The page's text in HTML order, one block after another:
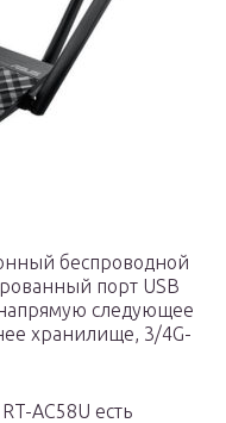
беспроводной
порт USB
следующее
хранилище, 3/4G-
AC58U есть